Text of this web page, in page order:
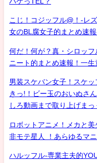
こじ！コジッフル@！-レ
女のBL腐女子的まとめ速
何だ！何が？真・シロ
ニート的まとめ速報！一生
男装スケバン女子！スケ
きっ!！ビー玉のおいぬさ
しろ動画まで取り上げまっ
ロボットアニメ！メカと
非モテ星人 ！あらゆるマ
ハルッフル-専業主夫的